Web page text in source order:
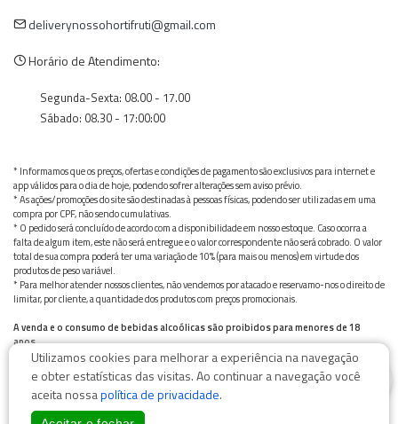
deliverynossohortifruti@gmail.com
Horário de Atendimento:
Segunda-Sexta: 08.00 - 17.00
Sábado: 08.30 - 17:00:00
* Informamos que os preços, ofertas e condições de pagamento são exclusivos para internet e
app válidos para o dia de hoje, podendo sofrer alterações sem aviso prévio.
* As ações/promoções do site são destinadas à pessoas físicas, podendo ser utilizadas em uma
compra por CPF, não sendo cumulativas.
* O pedido será concluído de acordo com a disponibilidade em nosso estoque. Caso ocorra a
falta de algum item, este não será entregue e o valor correspondente não será cobrado. O valor
total de sua compra poderá ter uma variação de 10% (para mais ou menos) em virtude dos
produtos de peso variável.
* Para melhor atender nossos clientes, não vendemos por atacado e reservamo-nos o direito de
limitar, por cliente, a quantidade dos produtos com preços promocionais.
A venda e o consumo de bebidas alcoólicas são proibidos para menores de 18
anos.
Bebida alcoólica pode causar dependência química e, em excesso, provoca graves males à saúde.
Beba com moderação
Utilizamos cookies para melhorar a experiência na navegação
e obter estatísticas das visitas. Ao continuar a navegação você
aceita nossapolítica de privacidade.